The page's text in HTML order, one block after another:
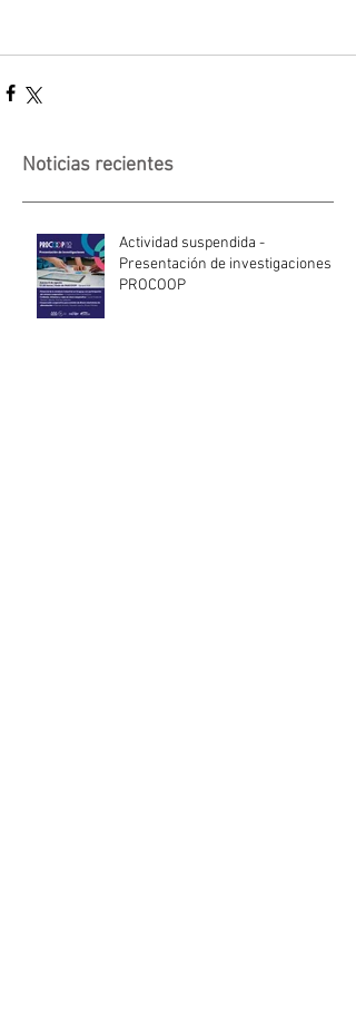
Noticias recientes
Actividad suspendida -
Presentación de investigaciones -
PROCOOP